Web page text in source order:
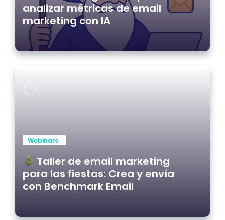
analizar métricas de email
marketing con IA
Webinars
Taller de email marketing
para las fiestas: Crea y envía
con Benchmark Email